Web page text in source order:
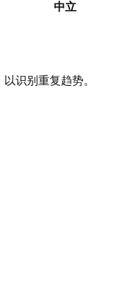
中立
识别重复趋势。